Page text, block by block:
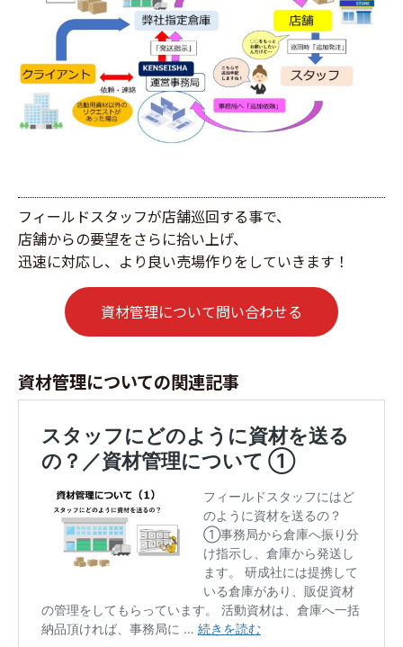
フィールドスタッフが店舗巡回する事で、
店舗からの要望をさらに拾い上げ、
迅速に対応し、より良い売場作りをしていきます！
資材管理について問い合わせる
資材管理についての関連記事